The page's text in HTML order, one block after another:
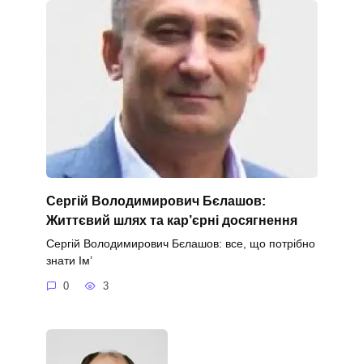
Сергій Володимирович Бєлашов:
Життєвий шлях та кар’єрні досягнення
Сергій Володимирович Бєлашов: все, що потрібно
знати Ім’
0 3